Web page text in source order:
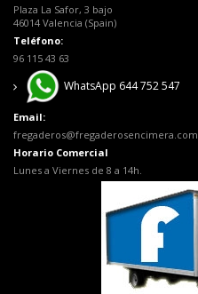
Plaza La Safor, 3 bajo
46014 Valencia (Spain)
Teléfono:
96 115 43 63
WhatsApp 644 752 547
Email:
fregaderos@fregaderosencimera.com
Horario Comercial
Lunes a Viernes de 8 a 14h.